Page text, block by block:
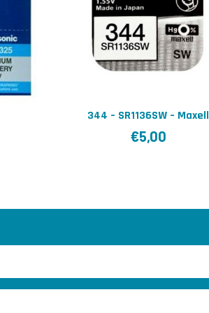
344 – SR1136SW – Maxell
€5,00